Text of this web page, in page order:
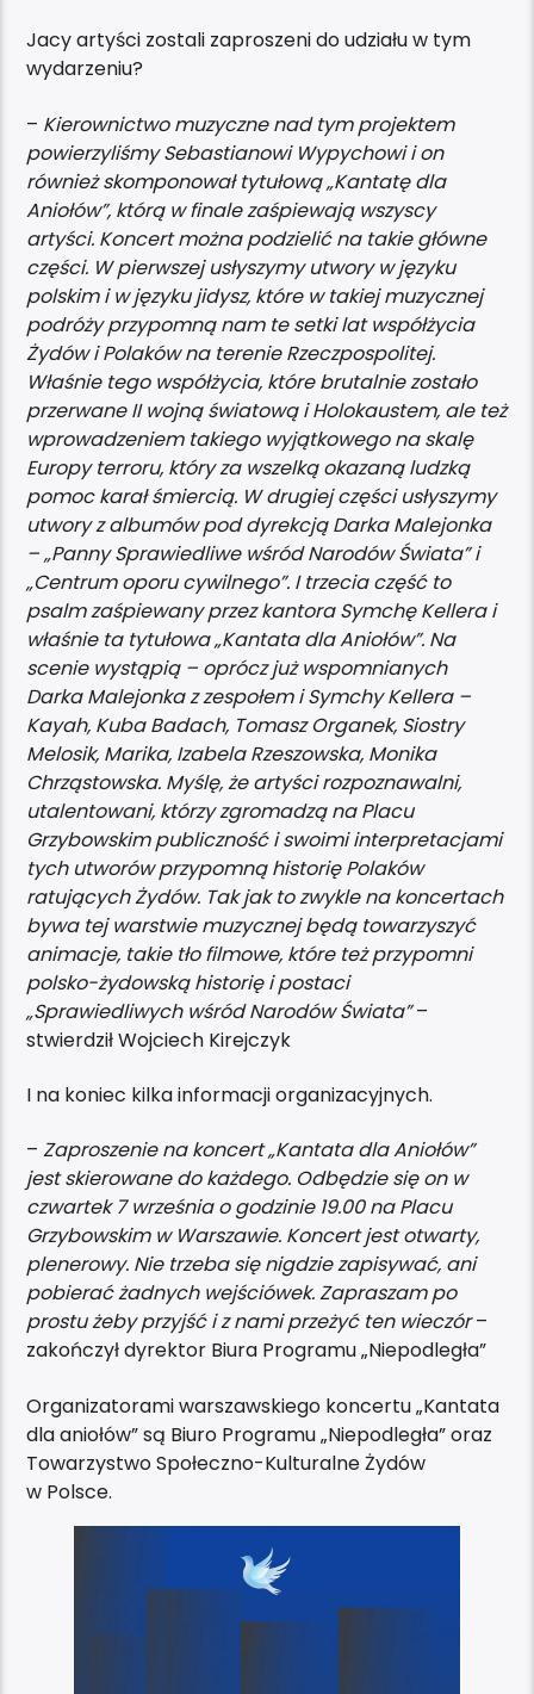
Jacy artyści zostali zaproszeni do udziału w tym
wydarzeniu?
– Kierownictwo muzyczne nad tym projektem
powierzyliśmy Sebastianowi Wypychowi i on
również skomponował tytułową „Kantatę dla
Aniołów”, którą w finale zaśpiewają wszyscy
artyści. Koncert można podzielić na takie główne
części. W pierwszej usłyszymy utwory w języku
polskim i w języku jidysz, które w takiej muzycznej
podróży przypomną nam te setki lat współżycia
Żydów i Polaków na terenie Rzeczpospolitej.
Właśnie tego współżycia, które brutalnie zostało
przerwane II wojną światową i Holokaustem, ale też
wprowadzeniem takiego wyjątkowego na skalę
Europy terroru, który za wszelką okazaną ludzką
pomoc karał śmiercią. W drugiej części usłyszymy
utwory z albumów pod dyrekcją Darka Malejonka
– „Panny Sprawiedliwe wśród Narodów Świata” i
„Centrum oporu cywilnego”. I trzecia część to
psalm zaśpiewany przez kantora Symchę Kellera i
właśnie ta tytułowa „Kantata dla Aniołów”. Na
scenie wystąpią – oprócz już wspomnianych
Darka Malejonka z zespołem i Symchy Kellera –
Kayah, Kuba Badach, Tomasz Organek, Siostry
Melosik, Marika, Izabela Rzeszowska, Monika
Chrząstowska. Myślę, że artyści rozpoznawalni,
utalentowani, którzy zgromadzą na Placu
Grzybowskim publiczność i swoimi interpretacjami
tych utworów przypomną historię Polaków
ratujących Żydów. Tak jak to zwykle na koncertach
bywa tej warstwie muzycznej będą towarzyszyć
animacje, takie tło filmowe, które też przypomni
polsko-żydowską historię i postaci
„Sprawiedliwych wśród Narodów Świata”–
stwierdził Wojciech Kirejczyk
I na koniec kilka informacji organizacyjnych.
–Zaproszenie na koncert „Kantata dla Aniołów”
jest skierowane do każdego. Odbędzie się on w
czwartek 7 września o godzinie 19.00 na Placu
Grzybowskim w Warszawie. Koncert jest otwarty,
plenerowy. Nie trzeba się nigdzie zapisywać, ani
pobierać żadnych wejściówek. Zapraszam po
prostu żeby przyjść i z nami przeżyć ten wieczór–
zakończył dyrektor Biura Programu „Niepodległa”
Organizatorami warszawskiego koncertu „Kantata
dla aniołów” są Biuro Programu „Niepodległa” oraz
Towarzystwo Społeczno-Kulturalne Żydów
w Polsce.